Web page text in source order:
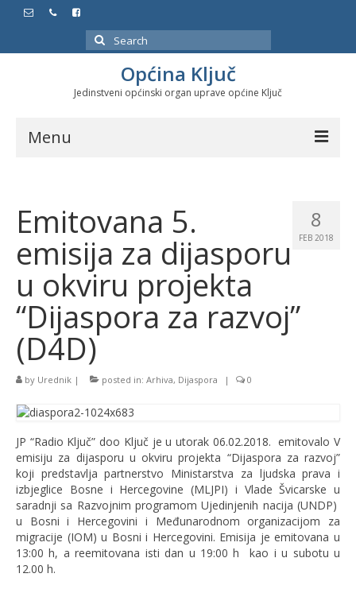
Search
for:
Općina Ključ
Jedinstveni općinski organ uprave općine Ključ
Menu
Službeni glasnici
Javne nabavke
Značajni datumi i manifestacije
Program energetske efikasnosti u stambenom
sektoru
8
FEB 2018
Emitovana 5.
emisija za dijasporu
u okviru projekta
“Dijaspora za razvoj”
(D4D)
by Urednik | posted in: Arhiva, Dijaspora | 0
JP “Radio Ključ” doo Ključ je u utorak 06.02.2018. emitovalo V
emisiju za dijasporu u okviru projekta “Dijaspora za razvoj”
koji predstavlja partnerstvo Ministarstva za ljudska prava i
izbjeglice Bosne i Hercegovine (MLJPI) i Vlade Švicarske u
saradnji sa Razvojnim programom Ujedinjenih nacija (UNDP)
u Bosni i Hercegovini i Međunarodnom organizacijom za
migracije (IOM) u Bosni i Hercegovini. Emisija je emitovana u
13:00 h, a reemitovana isti dan u 19:00 h kao i u subotu u
12.00 h.